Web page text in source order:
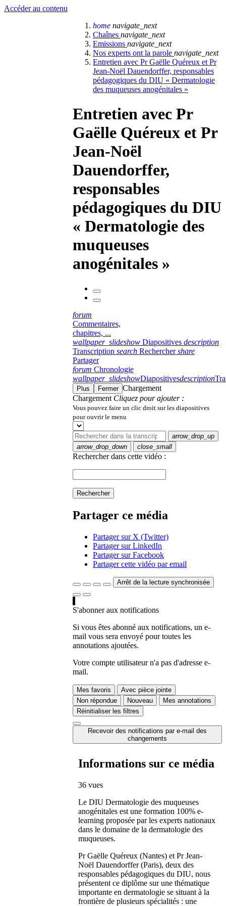
Accéder au contenu
home navigate_next
Chaînes navigate_next
Emissions navigate_next
Nos experts ont la parole navigate_next
Entretien avec Pr Gaëlle Quéreux et Pr
Jean-Noël Dauendorffer, responsables
pédagogiques du DIU « Dermatologie
des muqueuses anogénitales »
Entretien avec Pr
Gaëlle Quéreux et Pr
Jean-Noël
Dauendorffer,
responsables
pédagogiques du DIU
« Dermatologie des
muqueuses
anogénitales »
forum
Commentaires,
chapitres, ...
wallpaper_slideshow Diapositives description
Transcription search Rechercher share
Partager
forum Chronologie
wallpaper_slideshowDiapositivesdescription
Plus Fermer Chargement
Chargement Cliquez pour ajouter :
Vous pouvez faire un clic droit sur les diapositives
pour ouvrir le menu
arrow_drop_up
arrow_drop_down
close_small
Rechercher dans cette vidéo :
Rechercher
Partager ce média
Partager sur X (Twitter)
Partager sur LinkedIn
Partager sur Facebook
Partager cette vidéo par email
Arrêt de la lecture synchronisée
S'abonner aux notifications
Si vous êtes abonné aux notifications, un e-
mail vous sera envoyé pour toutes les
annotations ajoutées.
Votre compte utilisateur n'a pas d'adresse e-
mail.
Mes favoris
Avec pièce jointe
Non répondue
Nouveau
Mes annotations
Réinitialiser les filtres
Recevoir des notifications par e-mail des
changements
Informations sur ce média
36 vues
Le DIU Dermatologie des muqueuses
anogénitales est une formation 100% e-
learning proposée par les experts nationaux
dans le domaine de la dermatologie des
muqueuses.
Pr Gaëlle Quéreux (Nantes) et Pr Jean-
Noël Dauendorffer (Paris), deux des
responsables pédagogiques du DIU, nous
présentent ce diplôme sur une thématique
importante en dermatologie se situant à la
frontière de plusieurs spécialités : une